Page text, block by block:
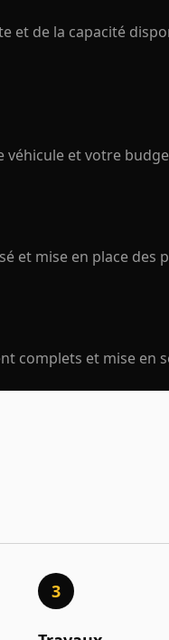
et de la capacité
et votre
et mise en place des
complets et mise en
3